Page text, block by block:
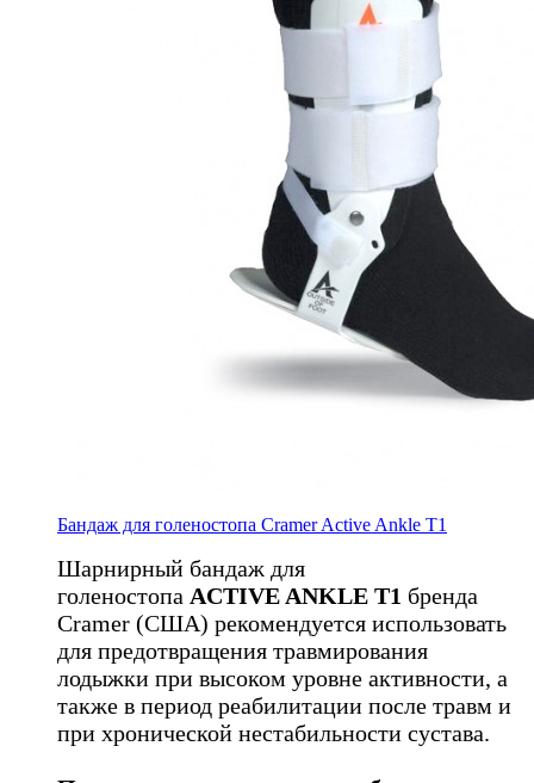
Бандаж для голеностопа Cramer Active Ankle T1
Шарнирный бандаж для
голеностопа ACTIVE ANKLE T1 бренда
Cramer (США) рекомендуется использовать
для предотвращения травмирования
лодыжки при высоком уровне активности, а
также в период реабилитации после травм и
при хронической нестабильности сустава.